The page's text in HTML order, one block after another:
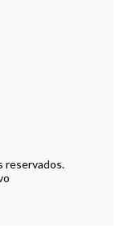
reservados.